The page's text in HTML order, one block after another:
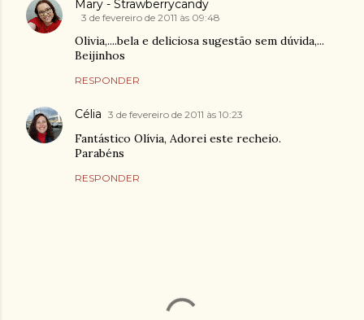
Mary - Strawberrycandy
3 de fevereiro de 2011 às 09:48
Olivia,....bela e deliciosa sugestão sem dúvida,...
Beijinhos
RESPONDER
Célia 3 de fevereiro de 2011 às 10:23
Fantástico Olívia, Adorei este recheio.
Parabéns
RESPONDER